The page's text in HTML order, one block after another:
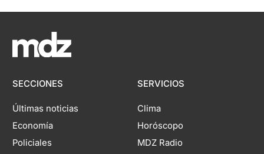
SECCIONES
Últimas noticias
Economía
Policiales
SERVICIOS
Clima
Horóscopo
MDZ Radio